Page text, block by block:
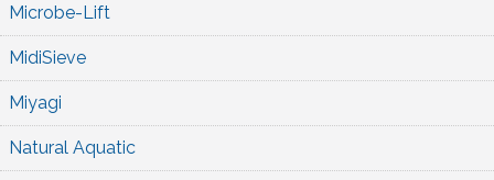
Microbe-Lift
MidiSieve
Miyagi
Natural Aquatic